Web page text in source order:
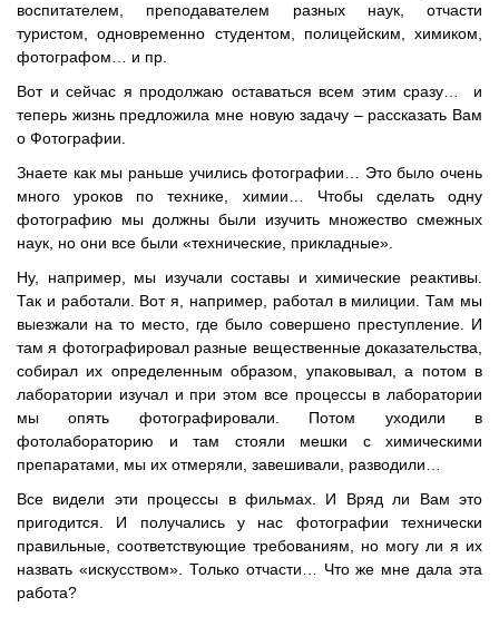
воспитателем, преподавателем разных наук, отчасти
туристом, одновременно студентом, полицейским, химиком,
фотографом… и пр.
Вот и сейчас я продолжаю оставаться всем этим сразу… и
теперь жизнь предложила мне новую задачу – рассказать Вам
о Фотографии.
Знаете как мы раньше учились фотографии… Это было очень
много уроков по технике, химии… Чтобы сделать одну
фотографию мы должны были изучить множество смежных
наук, но они все были «технические, прикладные».
Ну, например, мы изучали составы и химические реактивы.
Так и работали. Вот я, например, работал в милиции. Там мы
выезжали на то место, где было совершено преступление. И
там я фотографировал разные вещественные доказательства,
собирал их определенным образом, упаковывал, а потом в
лаборатории изучал и при этом все процессы в лаборатории
мы опять фотографировали. Потом уходили в
фотолабораторию и там стояли мешки с химическими
препаратами, мы их отмеряли, завешивали, разводили…
Все видели эти процессы в фильмах. И Вряд ли Вам это
пригодится. И получались у нас фотографии технически
правильные, соответствующие требованиям, но могу ли я их
назвать «искусством». Только отчасти… Что же мне дала эта
работа?